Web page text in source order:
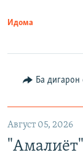
Идома
Ба
Август 05, 2026